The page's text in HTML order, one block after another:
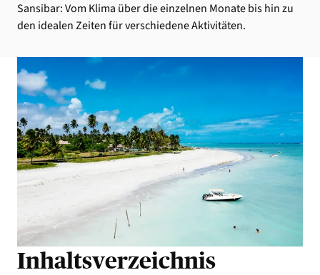
Sansibar: Vom Klima über die einzelnen Monate bis hin zu
den idealen Zeiten für verschiedene Aktivitäten.
Inhaltsverzeichnis